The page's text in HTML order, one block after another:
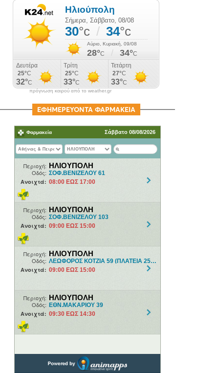
πρόγνωση καιρού από το weather.gr
ΕΦΗΜΕΡΕΥΟΝΤΑ ΦΑΡΜΑΚΕΙΑ